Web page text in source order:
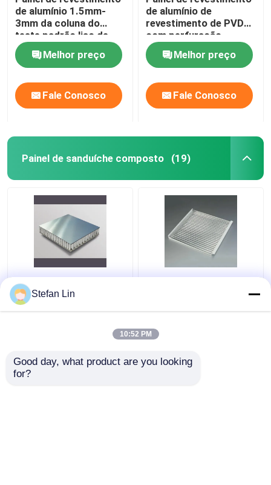
de alumínio 1.5mm-
3mm da coluna do
teste padrão liso de
prata
Melhor preço
Fale Conosco
de alumínio de
revestimento de PVDF
com perfuração
personalizada
Melhor preço
Fale Conosco
Painel de sanduíche composto (19)
Painéis de alumínio
compostos do favo de
mel do painel de
600X600 corrugou
telhas do teto do metal
Stefan Lin
10:52 PM
Good day, what product are you looking
for?